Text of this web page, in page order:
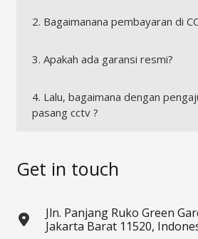
2. Bagaimanana pembayaran di
3. Apakah ada garansi resmi?
4. Lalu, bagaimana dengan
pasang cctv ?
Get in touch
Jln. Panjang Ruko Green
Jakarta Barat 11520,